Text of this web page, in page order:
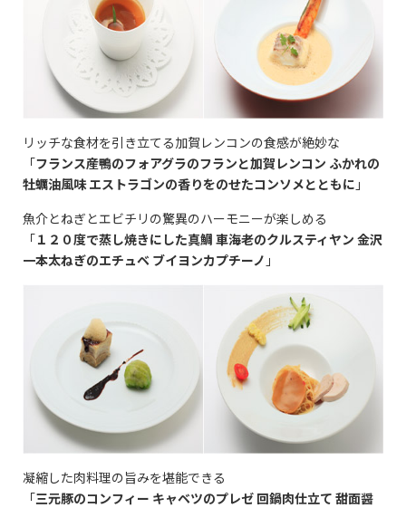
リッチな食材を引き立てる加賀レンコンの食感が絶妙な
「フランス産鴨のフォアグラのフランと加賀レンコン ふかれの
牡蠣油風味 エストラゴンの香りをのせたコンソメとともに 」
魚介とねぎとエビチリの驚異のハーモニーが楽しめる
「１２０度で蒸し焼きにした真鯛 車海老のクルスティヤン 金沢
一本太ねぎのエチュベ ブイヨンカプチーノ 」
凝縮した肉料理の旨みを堪能できる
「三元豚のコンフィー キャベツのプレゼ 回鍋肉仕立て 甜面醤